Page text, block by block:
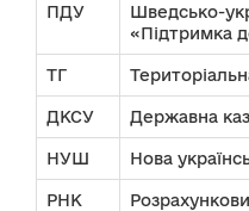
ПДУ
«Підтримка
ТГ
ДКСУ Державна
НУШ Нова
РНК